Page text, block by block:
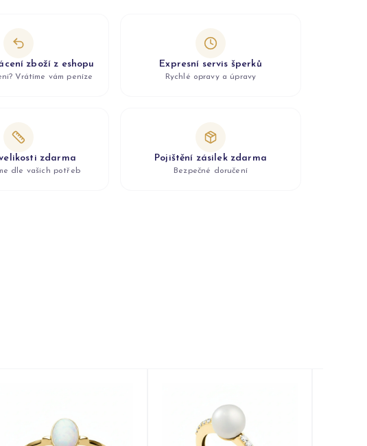
zboží z eshopu
Vrátíme vám peníze
Expresní servis šperků
Rychlé opravy a úpravy
zdarma
dle vašich potřeb
Pojištění zásilek zdarma
Bezpečné doručení